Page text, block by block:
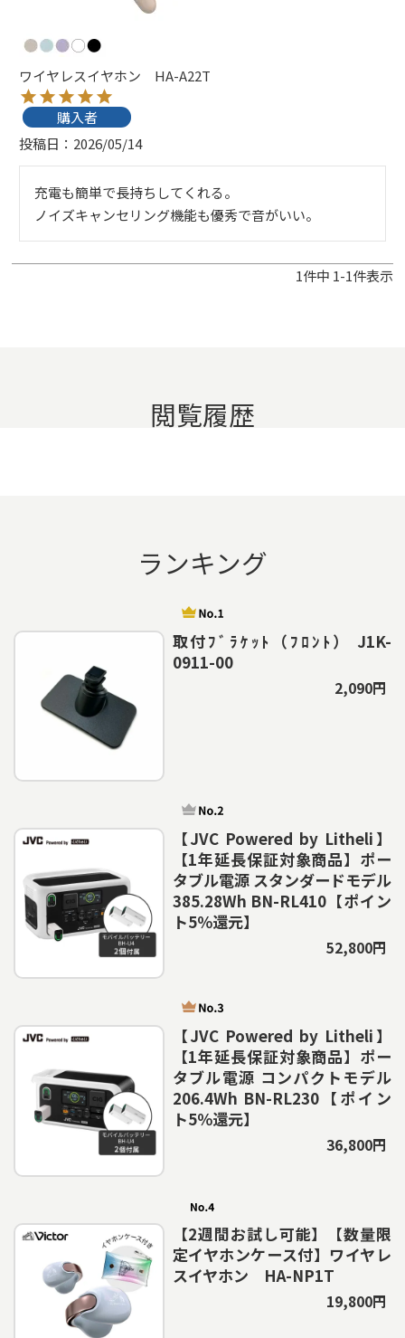
ワイヤレスイヤホン HA-A22T
購入者
投稿日
2026/05/14
充電も簡単で長持ちしてくれる。
ノイズキャンセリング機能も優秀で音がいい。
1件中 1-1件表示
閲覧履歴
ランキング
取付ﾌﾞﾗｹｯﾄ（ﾌﾛﾝﾄ） J1K-
0911-00
2,090円
【JVC Powered by Litheli】
【1年延長保証対象商品】ポー
タブル電源 スタンダードモデル
385.28Wh BN-RL410【ポイン
ト5％還元】
52,800円
【JVC Powered by Litheli】
【1年延長保証対象商品】ポー
タブル電源 コンパクトモデル
206.4Wh BN-RL230【ポイン
ト5％還元】
36,800円
【2週間お試し可能】【数量限
定イヤホンケース付】ワイヤレ
スイヤホン HA-NP1T
19,800円